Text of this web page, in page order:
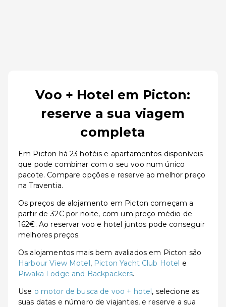
Voo + Hotel em Picton:
reserve a sua viagem
completa
Em Picton há 23 hotéis e apartamentos disponíveis
que pode combinar com o seu voo num único
pacote. Compare opções e reserve ao melhor preço
na Traventia.
Os preços de alojamento em Picton começam a
partir de 32€ por noite, com um preço médio de
162€. Ao reservar voo e hotel juntos pode conseguir
melhores preços.
Os alojamentos mais bem avaliados em Picton são
Harbour View Motel, Picton Yacht Club Hotel e
Piwaka Lodge and Backpackers.
Use o motor de busca de voo + hotel, selecione as
suas datas e número de viajantes, e reserve a sua